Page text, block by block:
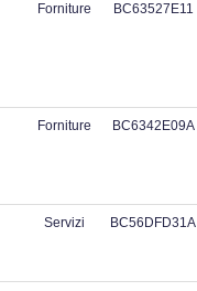
Forniture BC63527E11
Forniture BC6342E09A
Servizi BC56DFD31A